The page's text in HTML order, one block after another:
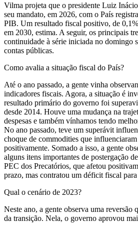
Vilma projeta que o presidente Luiz
seu mandato, em 2026, com o País
PIB. Um resultado fiscal positivo, de
em 2030, estima. A seguir, os principais
continuidade à série iniciada no domingo
contas públicas.
Como avalia a situação fiscal do País?
Até o ano passado, a gente vinha
indicadores fiscais. Agora, a situação é
resultado primário do governo foi
desde 2014. Houve uma mudança na
despesas e também vínhamos tendo
No ano passado, teve um superávit
choque de commodities que
positivamente. Somado a isso, a gente
alguns itens importantes de postergação
PEC dos Precatórios, que afetou
prazo, mas contratou um déficit fiscal
Qual o cenário de 2023?
Neste ano, a gente observa uma reversão
da transição. Nela, o governo aprovou